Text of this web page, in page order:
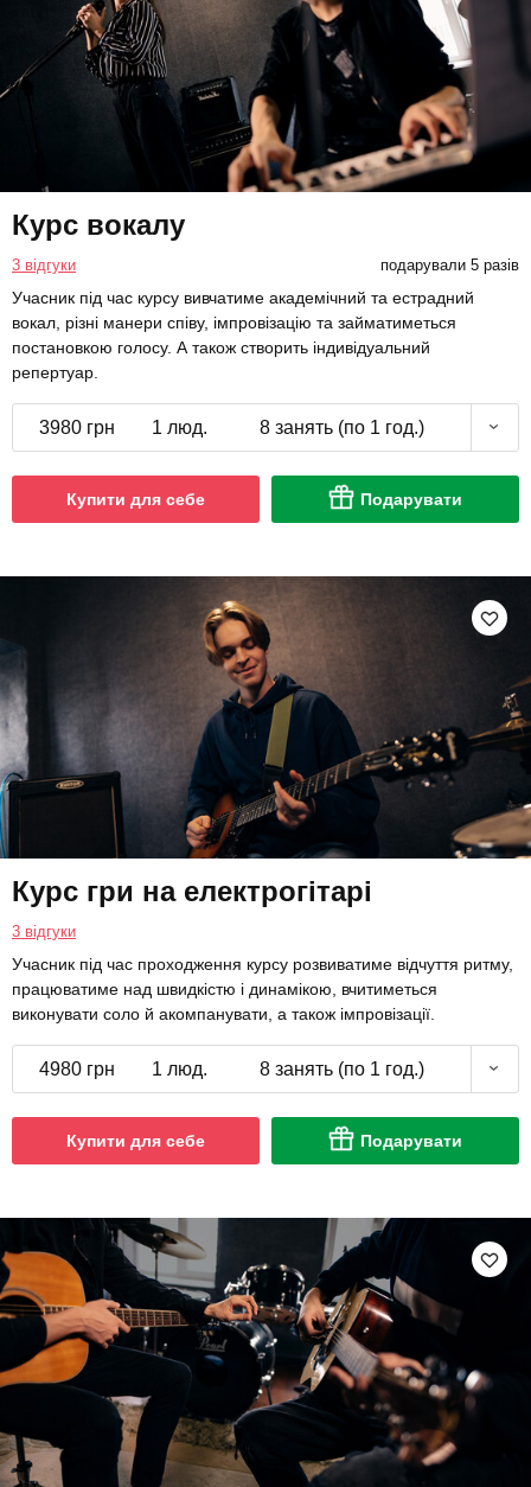
Курс вокалу
3 відгуки подарували 5 разів
Учасник під час курсу вивчатиме академічний та естрадний
вокал, різні манери співу, імпровізацію та займатиметься
постановкою голосу. А також створить індивідуальний
репертуар.
3980 грн 1 люд. 8 занять (по 1 год.)
Купити для себе Подарувати
Курс гри на електрогітарі
3 відгуки
Учасник під час проходження курсу розвиватиме відчуття ритму,
працюватиме над швидкістю і динамікою, вчитиметься
виконувати соло й акомпанувати, а також імпровізації.
4980 грн 1 люд. 8 занять (по 1 год.)
Купити для себе Подарувати